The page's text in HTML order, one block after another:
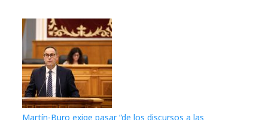
Martín-Buro exige pasar “de los discursos a las